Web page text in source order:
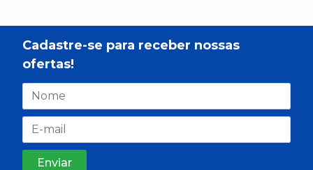
Cadastre-se para receber nossas
ofertas!